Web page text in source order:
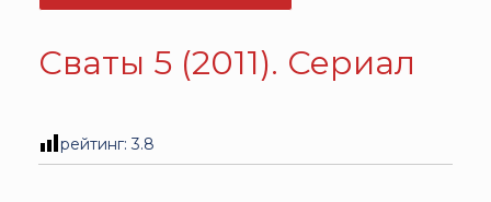
Сваты 5 (2011). Сериал
рейтинг:3.8